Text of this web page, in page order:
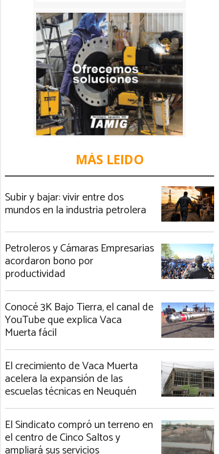
MÁS LEIDO
Subir y bajar: vivir entre dos
mundos en la industria petrolera
Petroleros y Cámaras Empresarias
acordaron bono por
productividad
Conocé 3K Bajo Tierra, el canal de
YouTube que explica Vaca
Muerta fácil
El crecimiento de Vaca Muerta
acelera la expansión de las
escuelas técnicas en Neuquén
El Sindicato compró un terreno en
el centro de Cinco Saltos y